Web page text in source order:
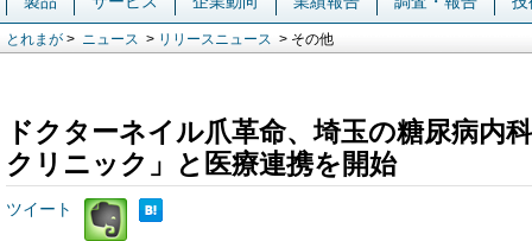
とれまが > ニュース > リリースニュース > その他
ドクターネイル爪革命、埼玉の糖尿病内
クリニック」と医療連携を開始
ツイート